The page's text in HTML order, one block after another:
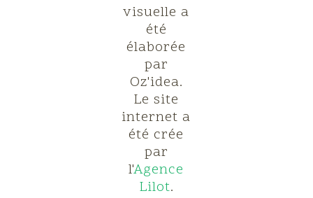
visuelle a
été
élaborée
par
Oz'idea.
Le site
internet a
été crée
par
l'Agence
Lilot.